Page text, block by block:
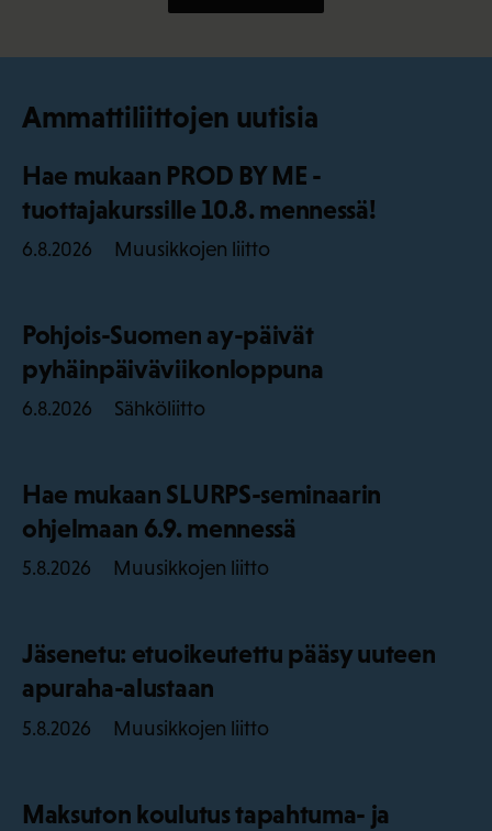
Ammattiliittojen uutisia
Hae mukaan PROD BY ME -
tuottajakurssille 10.8. mennessä!
6.8.2026 Muusikkojen liitto
Pohjois-Suomen ay-päivät
pyhäinpäiväviikonloppuna
6.8.2026 Sähköliitto
Hae mukaan SLURPS-seminaarin
ohjelmaan 6.9. mennessä
5.8.2026 Muusikkojen liitto
Jäsenetu: etuoikeutettu pääsy uuteen
apuraha-alustaan
5.8.2026 Muusikkojen liitto
Maksuton koulutus tapahtuma- ja